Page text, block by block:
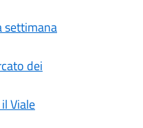
settimana
dei
Viale